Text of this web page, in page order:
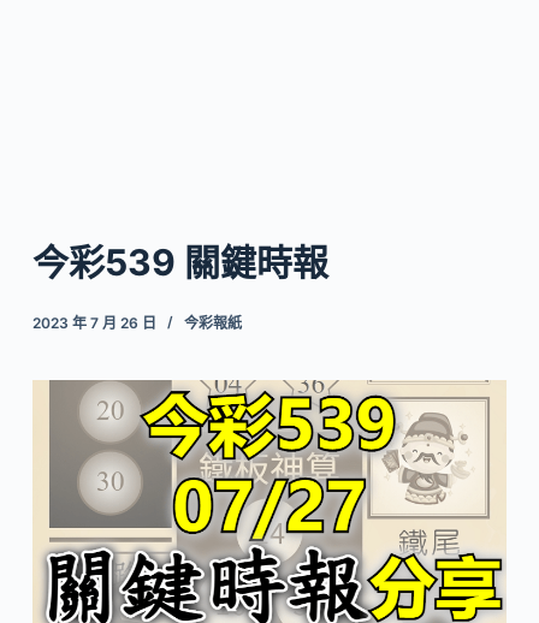
今彩539 關鍵時報
2023 年 7 月 26 日 今彩報紙